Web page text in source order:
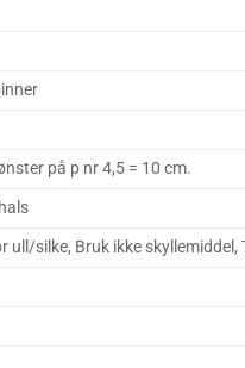
på p nr 4,5 = 10 cm.
ull/silke, Bruk ikke